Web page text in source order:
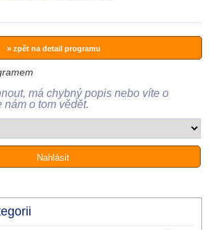
» zpět na detail programu
má chybný popis nebo víte o
o tom vědět.